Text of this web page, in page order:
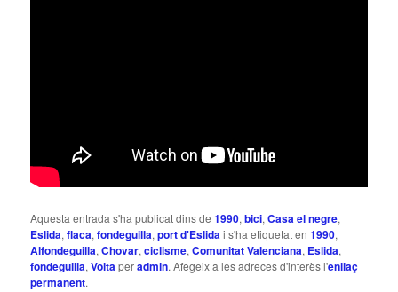
Aquesta entrada s'ha publicat dins de1990,bici,Casa el negre,
Eslida,flaca,fondeguilla,port d'Eslidai s'ha etiquetat en1990,
Alfondeguilla,Chovar,ciclisme,Comunitat Valenciana, Eslida,
fondeguilla,Voltaperadmin. Afegeix a les adreces d'interès l'enllaç
permanent.